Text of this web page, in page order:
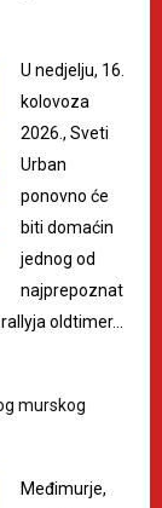
U nedjelju, 16.
kolovoza
2026., Sveti
Urban
ponovno će
biti domaćin
jednog od
najprepoznat
oldtimer…
murskog
Međimurje,